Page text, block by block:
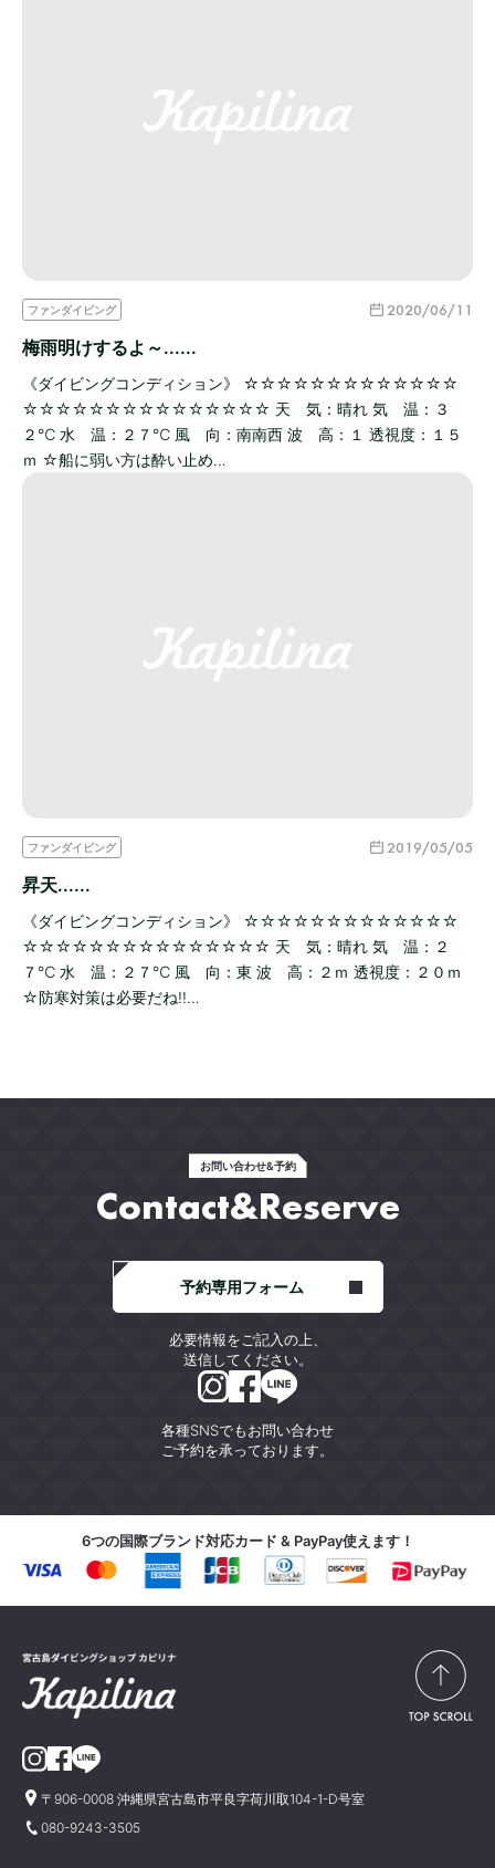
ファンダイビング 2020/06/11
梅雨明けするよ～......
《ダイビングコンディション》 ☆☆☆☆☆☆☆☆☆☆☆☆☆
☆☆☆☆☆☆☆☆☆☆☆☆☆☆☆ 天 気：晴れ 気 温：３
２℃ 水 温：２７℃ 風 向：南南西 波 高：１ 透視度：１５
ｍ ☆船に弱い方は酔い止め…
ファンダイビング 2019/05/05
昇天......
《ダイビングコンディション》 ☆☆☆☆☆☆☆☆☆☆☆☆☆
☆☆☆☆☆☆☆☆☆☆☆☆☆☆☆ 天 気：晴れ 気 温：２
７℃ 水 温：２７℃ 風 向：東 波 高：２ｍ 透視度：２０ｍ
☆防寒対策は必要だね!!…
お問い合わせ&予約
Contact&Reserve
各種SNSでもお問い合わせ
ご予約を承っております。
予約専用フォーム
必要情報をご記入の上、
送信してください。
6つの国際ブランド対応カード & PayPay使えます！
〒906-0008 沖縄県宮古島市平良字荷川取104-1-D号室
080-9243-3505